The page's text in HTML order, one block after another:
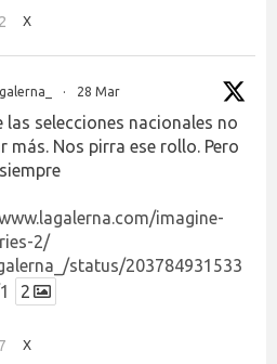
X
· 28 Mar
selecciones nacionales no
más. Nos pirra ese rollo. Pero
imagine-
2/
status/203784931533
2
X